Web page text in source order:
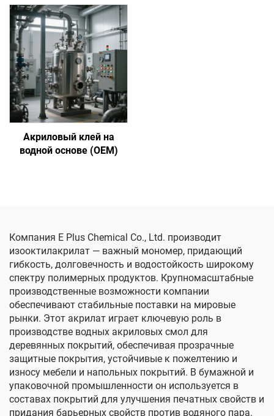
Акриловый клей на
водной основе (OEM)
Компания E Plus Chemical Co., Ltd. производит
изооктилакрилат — важный мономер, придающий
гибкость, долговечность и водостойкость широкому
спектру полимерных продуктов. Крупномасштабные
производственные возможности компании
обеспечивают стабильные поставки на мировые
рынки. Этот акрилат играет ключевую роль в
производстве водных акриловых смол для
деревянных покрытий, обеспечивая прозрачные
защитные покрытия, устойчивые к пожелтению и
износу мебели и напольных покрытий. В бумажной и
упаковочной промышленности он используется в
составах покрытий для улучшения печатных свойств и
придания барьерных свойств против водяного пара.